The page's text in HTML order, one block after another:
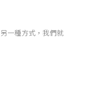
一種方式，我們就